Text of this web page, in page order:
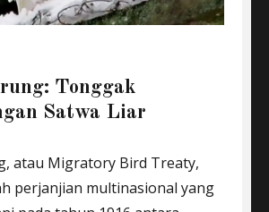
Tonggak
Satwa Liar
atau Migratory Bird Treaty,
perjanjian multinasional yang